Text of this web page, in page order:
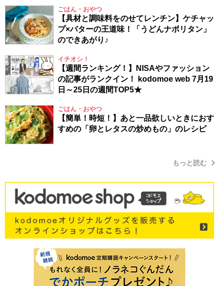
ごはん・おやつ
【具材と調味料をのせてレンチン】ケチャッ
プ×バターの王道味！「うどんナポリタン」
のできあがり♪
イチオシ！
【週間ランキング！】NISAやファッション
の記事がランクイン！ kodomoe web 7月19
日～25日の週間TOP5★
ごはん・おやつ
【簡単！時短！】あと一品欲しいときにおす
すめの「卵とレタスの炒めもの」のレシピ
もっと読む